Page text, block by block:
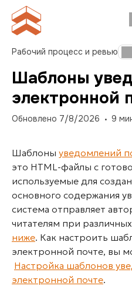
Рабочий процесс и ревью
Шаблоны
электронной
Обновлено 7/8/2026 9
Шаблоны уведомлений
это HTML-файлы с
используемые для
основного содержания
система отправляет
читателям при
ниже. Как настроить
электронной почте, вы
Настройка шаблонов
электронной почте.